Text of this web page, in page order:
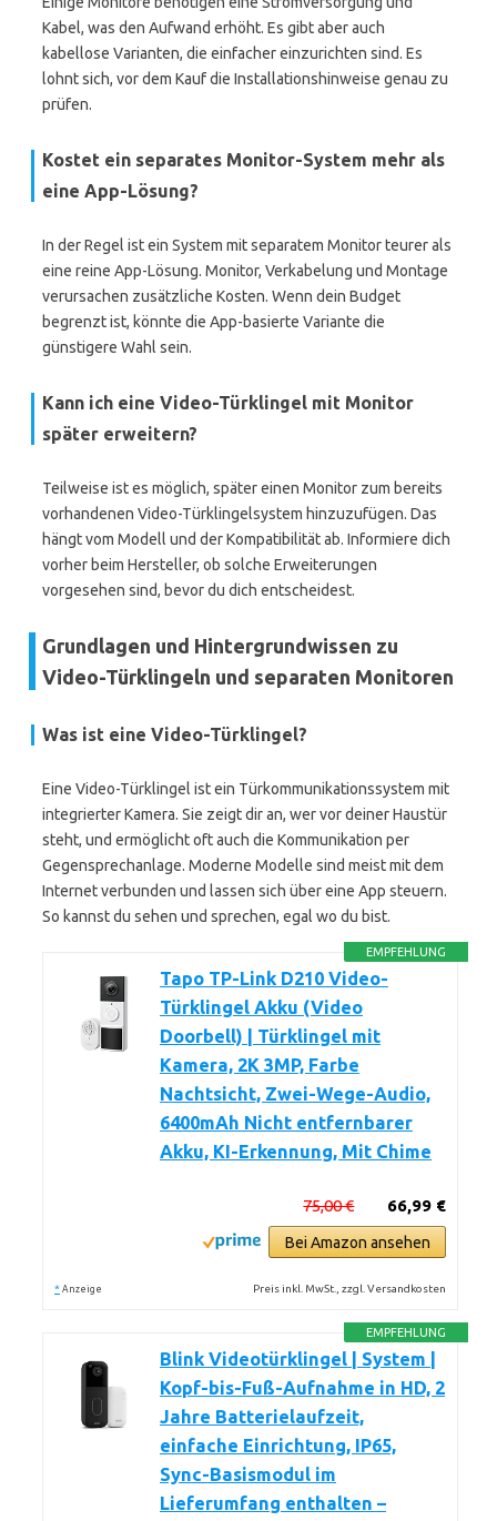
Kabel, was den Aufwand erhöht. Es gibt aber auch
kabellose Varianten, die einfacher einzurichten sind. Es
lohnt sich, vor dem Kauf die Installationshinweise genau zu
prüfen.
Kostet ein separates Monitor-System mehr als
eine App-Lösung?
In der Regel ist ein System mit separatem Monitor teurer als
eine reine App-Lösung. Monitor, Verkabelung und Montage
verursachen zusätzliche Kosten. Wenn dein Budget
begrenzt ist, könnte die App-basierte Variante die
günstigere Wahl sein.
Kann ich eine Video-Türklingel mit Monitor
später erweitern?
Teilweise ist es möglich, später einen Monitor zum bereits
vorhandenen Video-Türklingelsystem hinzuzufügen. Das
hängt vom Modell und der Kompatibilität ab. Informiere dich
vorher beim Hersteller, ob solche Erweiterungen
vorgesehen sind, bevor du dich entscheidest.
Grundlagen und Hintergrundwissen zu
Video-Türklingeln und separaten Monitoren
Was ist eine Video-Türklingel?
Eine Video-Türklingel ist ein Türkommunikationssystem mit
integrierter Kamera. Sie zeigt dir an, wer vor deiner Haustür
steht, und ermöglicht oft auch die Kommunikation per
Gegensprechanlage. Moderne Modelle sind meist mit dem
Internet verbunden und lassen sich über eine App steuern.
So kannst du sehen und sprechen, egal wo du bist.
EMPFEHLUNG
Tapo TP-Link D210 Video-
Türklingel Akku (Video
Doorbell) | Türklingel mit
Kamera, 2K 3MP, Farbe
Nachtsicht, Zwei-Wege-Audio,
6400mAh Nicht entfernbarer
Akku, KI-Erkennung, Mit Chime
66,99 €
75,00 €
Bei Amazon ansehen
* Anzeige Preis inkl. MwSt., zzgl. Versandkosten
EMPFEHLUNG
Blink Videotürklingel | System |
Kopf-bis-Fuß-Aufnahme in HD, 2
Jahre Batterielaufzeit,
einfache Einrichtung, IP65,
Sync-Basismodul im
Lieferumfang enthalten –